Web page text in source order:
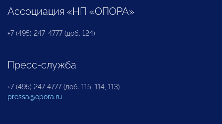
Ассоциация «НП «ОПОРА»
+7 (495) 247-4777 (доб. 124)
Пресс-служба
+7 (495) 247 4777 (доб. 115, 114, 113)
pressa@opora.ru